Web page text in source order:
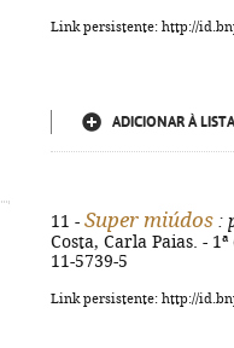
Link persistente: http://
ADICIONAR À LISTA
11 - Super miúdos :
Costa, Carla Paias. -
11-5739-5
Link persistente: http://